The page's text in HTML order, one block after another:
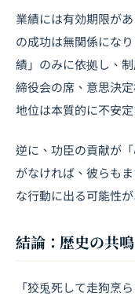
業績には有効期限が
の成功は無関係にな
績」のみに依拠し、
締役会の席、意思決
地位は本質的に不安定
逆に、功臣の貢献が
がなければ、彼らも
な行動に出る可能性が
結論：歴史の共鳴
「狡兎死して走狗烹